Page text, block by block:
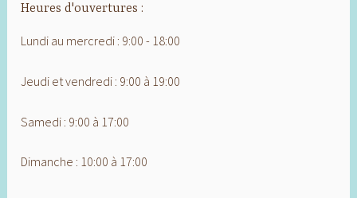
Heures d'ouvertures :
Lundi au mercredi : 9:00 - 18:00
Jeudi et vendredi : 9:00 à 19:00
Samedi : 9:00 à 17:00
Dimanche : 10:00 à 17:00